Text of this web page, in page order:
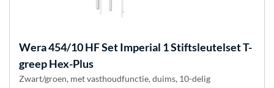
Wera454/10 HF Set Imperial 1 Stiftsleutelset T-
greep Hex-Plus
Zwart/groen, met vasthoudfunctie, duims, 10-delig